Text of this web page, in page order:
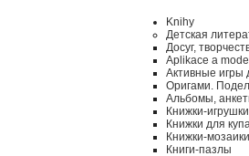
Knihy
Детская
Досуг,
Aplikace a
Активные игры
Оригами.
Альбомы,
Книжки-игрушки
Книжки для
Книжки-
Книги-пазлы